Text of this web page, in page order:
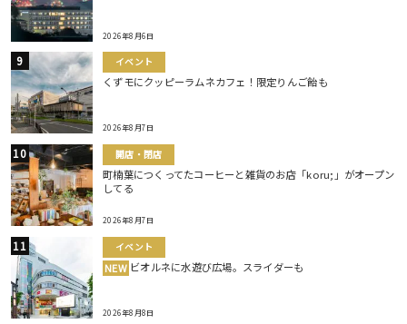
2026年8月6日
イベント
くずモにクッピーラムネカフェ！限定りんご飴も
2026年8月7日
開店・閉店
町楠葉につくってたコーヒーと雑貨のお店「koru;」がオープン
してる
2026年8月7日
イベント
NEW ビオルネに水遊び広場。スライダーも
2026年8月8日